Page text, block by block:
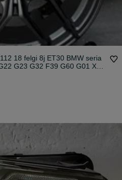
18 felgi 8j ET30 BMW seria
G23 G32 F39 G60 G01 X1
Z4 G29 xDrive Styling 930
Rubin